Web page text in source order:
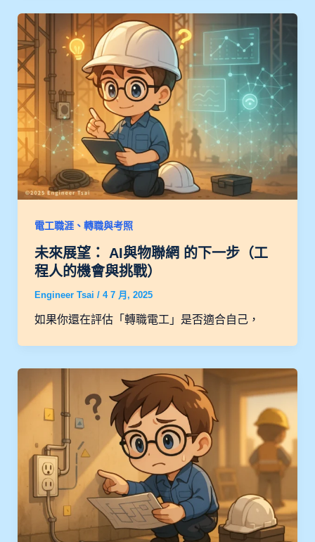
電工職涯、轉職與考照
未來展望： AI與物聯網 的下一步（工
程人的機會與挑戰）
Engineer Tsai / 4 7 月, 2025
如果你還在評估「轉職電工」是否適合自己，